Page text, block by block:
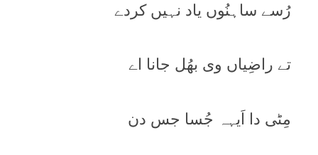
رُسے ساہنُوں یاد نہیں کردے
تے راضِیاں وی بھُل جانا اے
مِٹی دا اَیہہ جُسا جس دن